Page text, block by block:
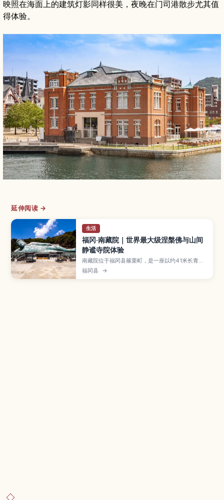
映照在海面上的建筑灯影同样很美，夜晚在门司港散步尤其值
得体验。
延伸阅读 →
生活
福冈·南藏院｜世界最大级涅槃佛与山间
静谧寺院体验
南藏院位于福冈县篠栗町，是一座以约41米长青铜
涅槃佛像闻名的佛教寺院，同时也是巡礼路线上的
重要一站。本文介绍涅槃佛与境内七福神石像等看
福冈县 →